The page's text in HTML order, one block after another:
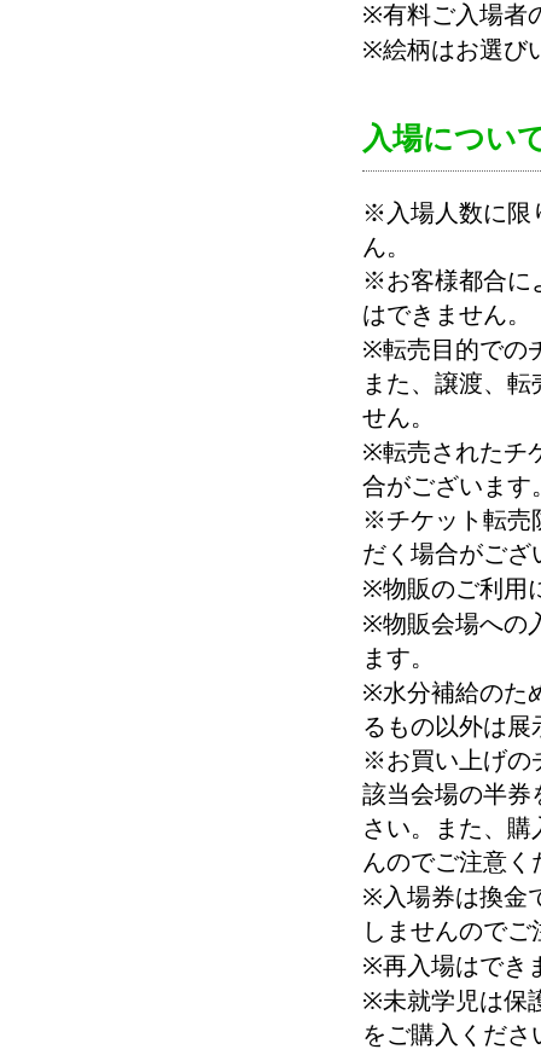
※有料ご入場者
※絵柄はお選び
入場につい
※入場人数に限
ん。
※お客様都合に
はできません。
※転売目的での
また、譲渡、
せん。
※転売されたチ
合がございます
※チケット転売
だく場合がござ
※物販のご利用
※物販会場への
ます。
※水分補給のた
るもの以外は
※お買い上げの
該当会場の半券
さい。また、
んのでご注意く
※入場券は換金
しませんので
※再入場はでき
※未就学児は保
をご購入くださ